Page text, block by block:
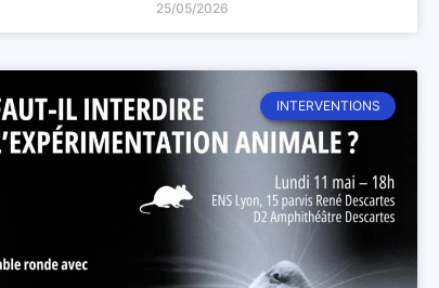
25/05/2026
INTERVENTIONS